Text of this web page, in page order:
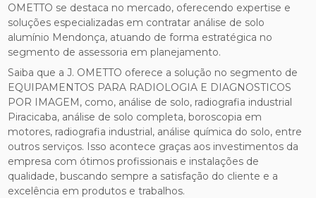
OMETTO se destaca no mercado, oferecendo expertise e
soluções especializadas em contratar análise de solo
alumínio Mendonça, atuando de forma estratégica no
segmento de assessoria em planejamento.
Saiba que a J. OMETTO oferece a solução no segmento de
EQUIPAMENTOS PARA RADIOLOGIA E DIAGNOSTICOS
POR IMAGEM, como, análise de solo, radiografia industrial
Piracicaba, análise de solo completa, boroscopia em
motores, radiografia industrial, análise química do solo, entre
outros serviços. Isso acontece graças aos investimentos da
empresa com ótimos profissionais e instalações de
qualidade, buscando sempre a satisfação do cliente e a
excelência em produtos e trabalhos.